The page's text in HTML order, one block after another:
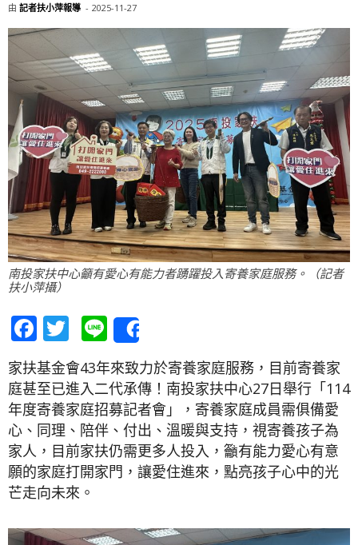
由 記者扶小萍報導 - 2025-11-27
南投家扶中心籲有愛心有能力者踴躍投入寄養家庭服務。（記者
扶小萍攝）
Facebook
Twitter
Line
家扶基金會43年來致力於寄養家庭服務，目前寄養家
庭甚至已進入二代承傳！南投家扶中心27日舉行「114
年度寄養家庭招募記者會」，寄養家庭成員需俱備愛
心、同理、陪伴、付出、溫暖與支持，視寄養孩子為
家人，目前家扶仍需更多人投入，籲有能力愛心有意
願的家庭打開家門，讓愛住進來，點亮孩子心中的光
芒走向未來。